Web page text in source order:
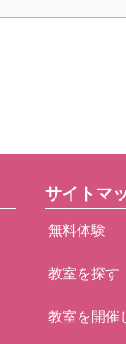
サイトマ
無料体験
教室を探す
教室を開催